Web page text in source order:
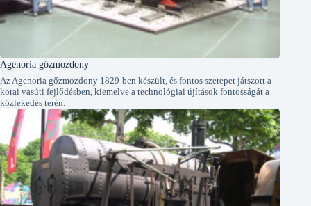
Agenoria gőzmozdony
Az Agenoria gőzmozdony 1829-ben készült, és fontos szerepet játszott a
korai vasúti fejlődésben, kiemelve a technológiai újítások fontosságát a
közlekedés terén.